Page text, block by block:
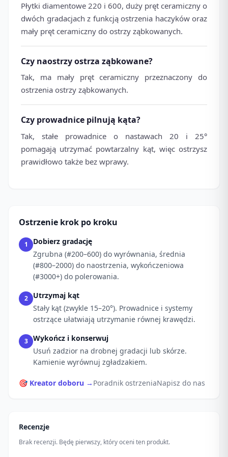
Płytki diamentowe 220 i 600, duży pręt ceramiczny o
dwóch gradacjach z funkcją ostrzenia haczyków oraz
mały pręt ceramiczny do ostrzy ząbkowanych.
Czy naostrzy ostrza ząbkowane?
Tak, ma mały pręt ceramiczny przeznaczony do
ostrzenia ostrzy ząbkowanych.
Czy prowadnice pilnują kąta?
Tak, stałe prowadnice o nastawach 20 i 25°
pomagają utrzymać powtarzalny kąt, więc ostrzysz
prawidłowo także bez wprawy.
Ostrzenie krok po kroku
1
Dobierz gradację
Zgrubna (#200–600) do wyrównania, średnia
(#800–2000) do naostrzenia, wykończeniowa
(#3000+) do polerowania.
2
Utrzymaj kąt
Stały kąt (zwykle 15–20°). Prowadnice i systemy
ostrzące ułatwiają utrzymanie równej krawędzi.
3
Wykończ i konserwuj
Usuń zadzior na drobnej gradacji lub skórze.
Kamienie wyrównuj zgładzakiem.
🎯 Kreator doboru → Poradnik ostrzeniaNapisz do nas
Recenzje
Brak recenzji. Będę pierwszy, który oceni ten produkt.